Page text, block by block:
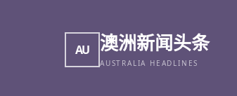
AU 澳洲新闻头条
AUSTRALIA HEADLINES